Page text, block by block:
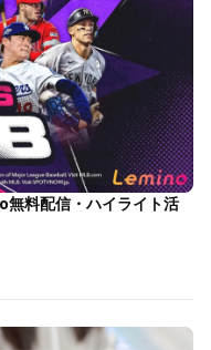
料配信・ハイライト活